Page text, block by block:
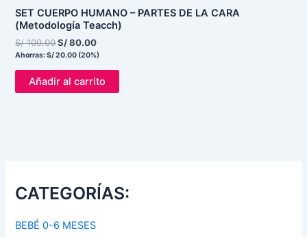
SET CUERPO HUMANO – PARTES DE LA CARA
(Metodología Teacch)
S/100.00S/80.00
Ahorras:S/20.00 (20%)
Añadir al carrito
CATEGORÍAS:
BEBÉ 0-6 MESES